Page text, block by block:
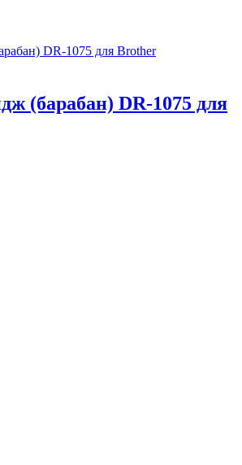
(барабан) DR-1075 для